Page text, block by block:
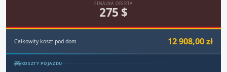
FINALNA OFERTA
275 $
Całkowity koszt pod dom 12 908,00 zł
KOSZTY POJAZDU